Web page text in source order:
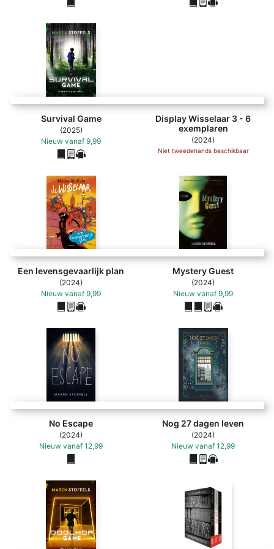
Survival Game
(2025)
Nieuw vanaf 9,99
Display Wisselaar 3 - 6
exemplaren
(2024)
Niet tweedehands beschikbaar
Een levensgevaarlijk plan
(2024)
Nieuw vanaf 9,99
Mystery Guest
(2024)
Nieuw vanaf 9,99
No Escape
(2024)
Nieuw vanaf 12,99
Nog 27 dagen leven
(2024)
Nieuw vanaf 12,99